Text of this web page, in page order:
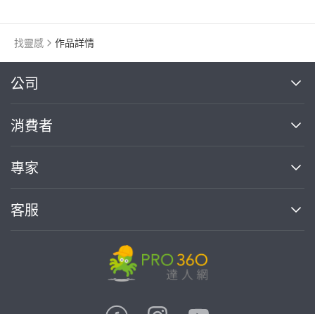
找靈感 作品詳情
公司
關於我們
部落格
加入我們
消費者
買服務
熱門服務
專家
案件中心
客服
繼續完成